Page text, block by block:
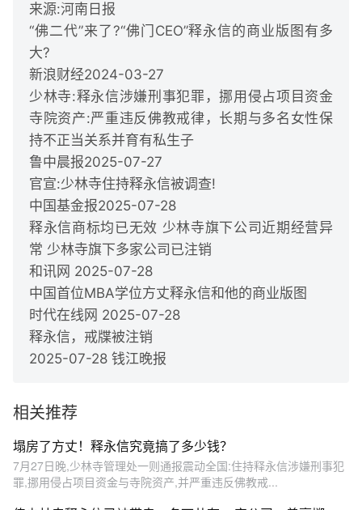
来源:河南日报
“佛二代”来了?“佛门CEO”释永信的商业版图有多
大?
新浪财经2024-03-27
少林寺:释永信涉嫌刑事犯罪，挪用侵占项目资金
寺院资产:严重违反佛教戒律，长期与多名女性保
持不正当关系并育有私生子
鲁中晨报2025-07-27
官宣:少林寺住持释永信被调查!
中国基金报2025-07-28
释永信商标均已无效 少林寺旗下公司近期经营异
常 少林寺旗下多家公司已注销
和讯网 2025-07-28
中国首位MBA学位方丈释永信和他的商业版图
时代在线网 2025-07-28
释永信，戒牒被注销
2025-07-28 钱江晚报
相关推荐
塌房了方丈！释永信究竟搞了多少钱？
7月27日晚,少林寺管理处一则通报震动全国:住持释永信涉嫌刑事犯
罪,挪用侵占项目资金与寺院资产,并严重违反佛教戒...